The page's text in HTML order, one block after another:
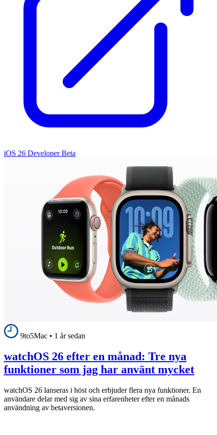
iOS 26 Developer Beta
9to5Mac • 1 år sedan
watchOS 26 efter en månad: Tre nya
funktioner som jag har använt mycket
watchOS 26 lanseras i höst och erbjuder flera nya funktioner. En
användare delar med sig av sina erfarenheter efter en månads
användning av betaversionen.